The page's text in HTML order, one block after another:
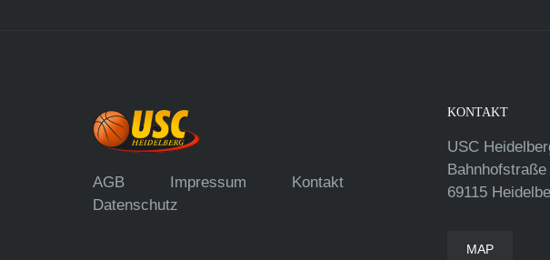
AGB Impressum
Kontakt
Datenschutz
KONTAKT
USC
69115
MAP